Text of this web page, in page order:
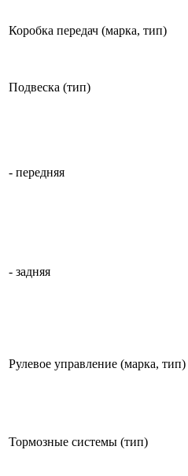
Коробка передач (марка, тип)
Подвеска (тип)
- передняя
- задняя
Рулевое управление (марка, тип)
Тормозные системы (тип)